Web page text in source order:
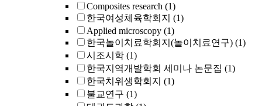
Composites research (1)
한국여성체육학회지 (1)
Applied microscopy (1)
한국놀이치료학회지(놀이치료연구) (1)
시조시학 (1)
한국지역개발학회 세미나 논문집 (1)
한국치위생학회지 (1)
불교연구 (1)